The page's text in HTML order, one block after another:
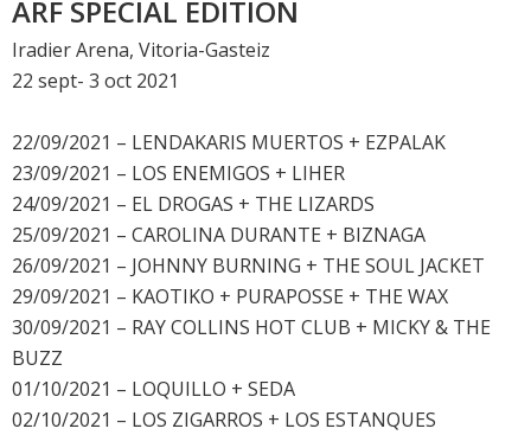
ARF SPECIAL EDITION
Iradier Arena, Vitoria-Gasteiz
22 sept- 3 oct 2021
22/09/2021 – LENDAKARIS MUERTOS + EZPALAK
23/09/2021 – LOS ENEMIGOS + LIHER
24/09/2021 – EL DROGAS + THE LIZARDS
25/09/2021 – CAROLINA DURANTE + BIZNAGA
26/09/2021 – JOHNNY BURNING + THE SOUL JACKET
29/09/2021 – KAOTIKO + PURAPOSSE + THE WAX
30/09/2021 – RAY COLLINS HOT CLUB + MICKY & THE
BUZZ
01/10/2021 – LOQUILLO + SEDA
02/10/2021 – LOS ZIGARROS + LOS ESTANQUES